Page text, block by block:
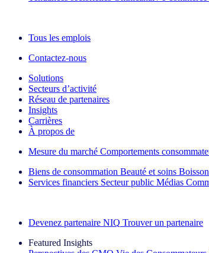
Tous les emplois
Contactez-nous
Solutions
Secteurs d’activité
Réseau de partenaires
Insights
Carrières
À propos de
Mesure du marché Comportements
Biens de consommation Beauté et soins
Services financiers Secteur public Médias
Devenez partenaire NIQ Trouver un partenaire
Featured Insights